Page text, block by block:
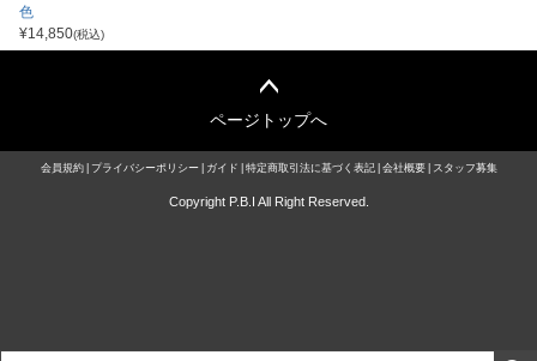
色
¥14,850(税込)
ページトップへ
会員規約 プライバシーポリシー ガイド 特定商取引法に基づく表記 会社概要 スタッフ募集
Copyright P.B.I All Right Reserved.